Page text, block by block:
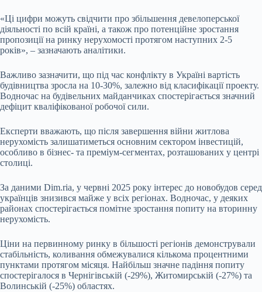
«Ці цифри можуть свідчити про збільшення девелоперської
діяльності по всій країні, а також про потенційне зростання
пропозиції на ринку нерухомості протягом наступних 2-5
років», – зазначають аналітики.
Важливо зазначити, що під час конфлікту в Україні вартість
будівництва зросла на 10-30%, залежно від класифікації проекту.
Водночас на будівельних майданчиках спостерігається значний
дефіцит кваліфікованої робочої сили.
Експерти вважають, що після завершення війни житлова
нерухомість залишатиметься основним сектором інвестицій,
особливо в бізнес- та преміум-сегментах, розташованих у центрі
столиці.
За даними Dim.ria, у червні 2025 року інтерес до новобудов серед
українців знизився майже у всіх регіонах. Водночас, у деяких
районах спостерігається помітне зростання попиту на вторинну
нерухомість.
Ціни на первинному ринку в більшості регіонів демонстрували
стабільність, коливання обмежувалися кількома процентними
пунктами протягом місяця. Найбільш значне падіння попиту
спостерігалося в Чернігівській (-29%), Житомирській (-27%) та
Волинській (-25%) областях.